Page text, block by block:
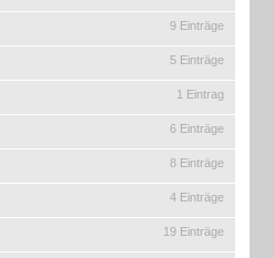
9 Einträge
5 Einträge
1 Eintrag
6 Einträge
8 Einträge
4 Einträge
19 Einträge